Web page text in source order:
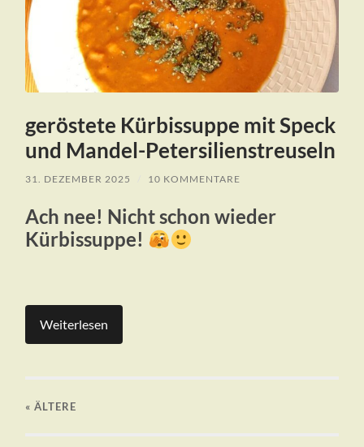
geröstete Kürbissuppe mit Speck
und Mandel-Petersilienstreuseln
31. DEZEMBER 2025 10 KOMMENTARE
Ach nee! Nicht schon wieder
Kürbissuppe!
Weiterlesen
« ÄLTERE